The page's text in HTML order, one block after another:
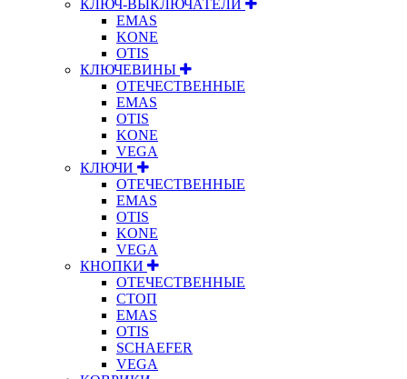
КЛЮЧ-ВЫКЛЮЧАТЕЛИ
EMAS
KONE
OTIS
КЛЮЧЕВИНЫ
ОТЕЧЕСТВЕННЫЕ
EMAS
OTIS
KONE
VEGA
КЛЮЧИ
ОТЕЧЕСТВЕННЫЕ
EMAS
OTIS
KONE
VEGA
КНОПКИ
ОТЕЧЕСТВЕННЫЕ
СТОП
EMAS
OTIS
SCHAEFER
VEGA